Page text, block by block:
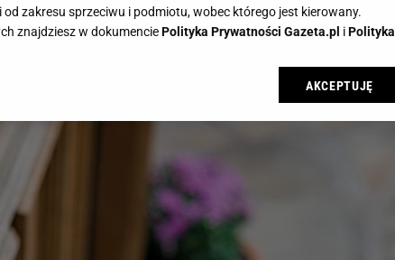
zakresu sprzeciwu i podmiotu, wobec którego jest kierowany.
znajdziesz w dokumenciePolityka Prywatności Gazeta.pl iPolityka
i przechowywanie plików cookie Gazeta.pl sp. z o.o., jej
twoimi preferencjami dot. przetwarzania danych poprzez
i przechodząc do „Ustawień Zaawansowanych”. Zmiana ustawień
przeglądarki.
dane osobowe w następujących celach:
skanowanie charakterystyki urządzenia do celów identyfikacji.
do nich. Spersonalizowane reklamy i treści, pomiar reklam i treści,
AKCEPTUJĘ